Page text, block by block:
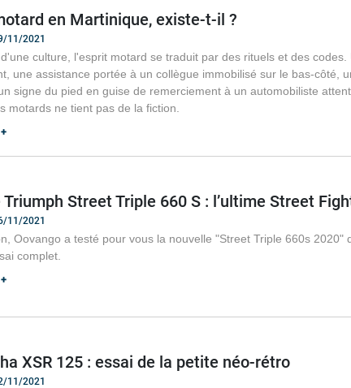
en Martinique, existe-t-il ?
11/2021
culture, l'esprit motard se traduit par des rituels et des
une assistance portée à un collègue immobilisé sur le bas-côté,
signe du pied en guise de remerciement à un automobiliste
motards ne tient pas de la fiction.
Street Triple 660 S : l’ultime Street
11/2021
Oovango a testé pour vous la nouvelle "Street Triple 660s
complet.
XSR 125 : essai de la petite néo-rétro
11/2021